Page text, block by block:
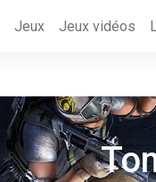
Jeux Jeux vidéos